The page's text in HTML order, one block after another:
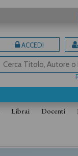
ACCEDI
Librai Docenti